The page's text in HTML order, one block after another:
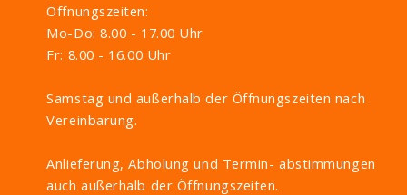
Öffnungszeiten:
Mo-Do: 8.00 - 17.00 Uhr
Fr: 8.00 - 16.00 Uhr
Samstag und außerhalb der Öffnungszeiten nach
Vereinbarung.
Anlieferung, Abholung und Termin- abstimmungen
auch außerhalb der Öffnungszeiten.